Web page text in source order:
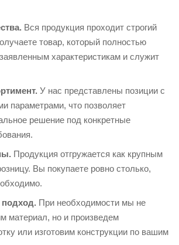
Вся продукция проходит строгий
товар, который полностью
характеристикам и служит
У нас представлены позиции с
параметрами, что позволяет
решение под конкретные
Продукция отгружается как крупным
Вы покупаете ровно столько,
При необходимости мы не
материал, но и произведем
или изготовим конструкции по вашим